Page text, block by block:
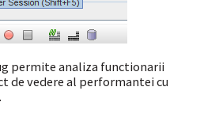
permite analiza functionarii
de vedere al performantei cu